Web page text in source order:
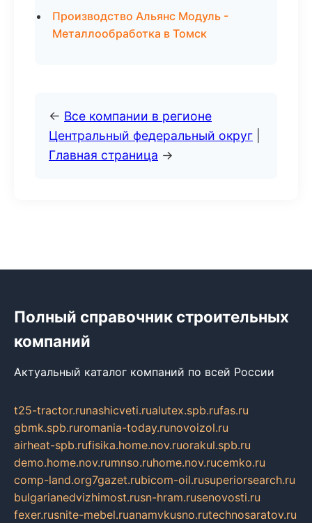
Производство Альянс Модуль -
Металлообработка в Томск
← Все компании в регионе
Центральный федеральный округ
Главная страница →
Полный справочник строительных
компаний
Актуальный каталог компаний по всей России
t25-tractor.runashicveti.rualutex.spb.rufas.ru
gbmk.spb.ruromania-today.runovoizol.ru
airheat-spb.rufisika.home.nov.ruorakul.spb.ru
demo.home.nov.rumnso.ruhome.nov.rucemko.ru
comp-land.org7gazet.rubicom-oil.rusuperiorsearch.ru
bulgarianedvizhimost.rusn-hram.rusenovosti.ru
fexer.rusnite-mebel.ruanamvkusno.rutechnosaratov.ru